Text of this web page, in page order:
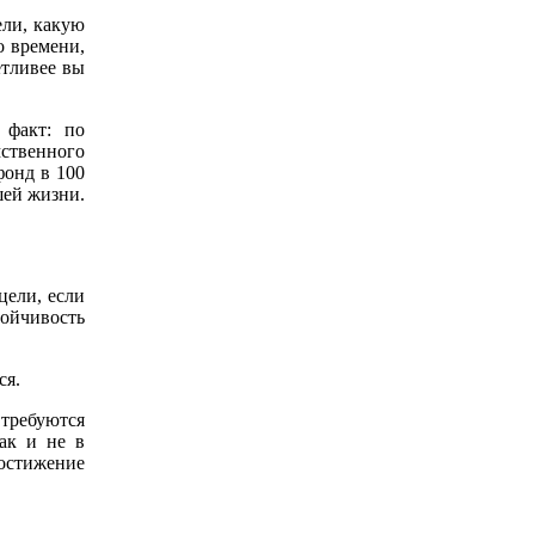
какую
времени,
вы
факт: по
в 100
жизни.
если
и не в